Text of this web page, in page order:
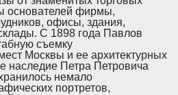
основателей фирмы,
офисы, здания,
С 1898 года Павлов
съемку
Москвы и ее архитектурных
наследие Петра Петровича
немало
портретов,